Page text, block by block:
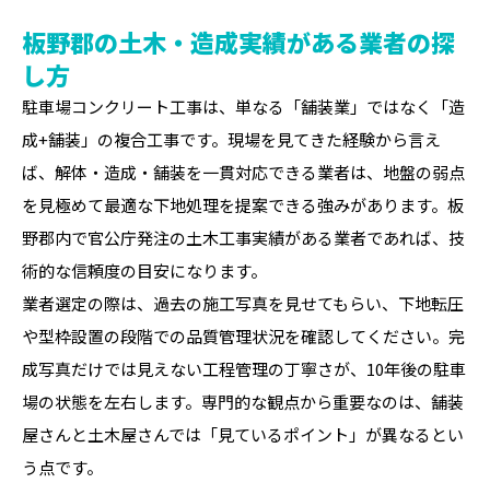
板野郡の土木・造成実績がある業者の探
し方
駐車場コンクリート工事は、単なる「舗装業」ではなく「造
成+舗装」の複合工事です。現場を見てきた経験から言え
ば、解体・造成・舗装を一貫対応できる業者は、地盤の弱点
を見極めて最適な下地処理を提案できる強みがあります。板
野郡内で官公庁発注の土木工事実績がある業者であれば、技
術的な信頼度の目安になります。
業者選定の際は、過去の施工写真を見せてもらい、下地転圧
や型枠設置の段階での品質管理状況を確認してください。完
成写真だけでは見えない工程管理の丁寧さが、10年後の駐車
場の状態を左右します。専門的な観点から重要なのは、舗装
屋さんと土木屋さんでは「見ているポイント」が異なるとい
う点です。